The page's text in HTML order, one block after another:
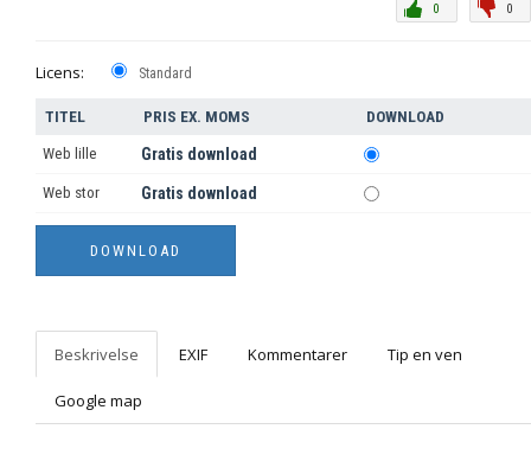
0
0
Licens: Standard
TITEL PRIS EX. MOMS DOWNLOAD
Web lille Gratis download
Web stor Gratis download
Beskrivelse EXIF Kommentarer Tip en ven
Google map